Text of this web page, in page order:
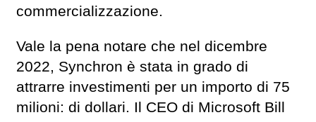
commercializzazione.
Vale la pena notare che nel dicembre
2022, Synchron è stata in grado di
attrarre investimenti per un importo di 75
milioni: di dollari. Il CEO di Microsoft Bill